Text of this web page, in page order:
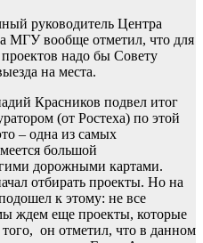
руководитель Центра
МГУ вообще отметил, что для
надо бы Совету
на места.
Красников подвел итог
(от Ростеха) по этой
– одна из самых
большой
дорожными картами.
отбирать проекты. Но на
к этому: не все
ждем еще проекты, которые
он отметил, что в данном